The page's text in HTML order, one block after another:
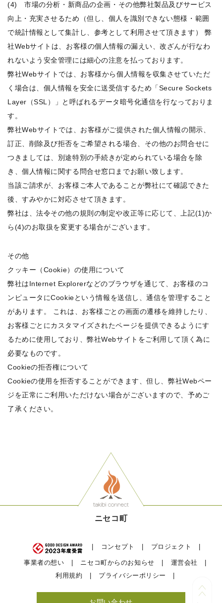
(4) 市場の分析・新商品の企画・その他弊社製品及びサービス
向上・充実させるため（但し、個人を識別できない態様・範囲
で統計情報として集計し、参考として利用させて頂きます） 弊
社Webサイトは、お客様の個人情報の漏えい、改ざんが行なわ
れないよう安全管理には細心の注意を払っております。
弊社Webサイトでは、お客様から個人情報を収集させていただ
く場合は、個人情報を安全に送受信するため「Secure Sockets
Layer（SSL）」と呼ばれるデータ暗号化通信を行なっておりま
す。
弊社Webサイトでは、お客様がご提供された個人情報の開示、
訂正、削除及び拒否をご希望される場合、その他のお問合せに
つきましては、別途特別の手続きが定められている場合を除
き、個人情報に関する問合せ窓口までお願い致します。
当該ご請求が、お客様ご本人であることが弊社にて確認できた
後、すみやかに対応させて頂きます。
弊社は、法令その他の規則の制定や改正等に応じて、上記(1)か
ら(4)のお取扱を変更する場合がございます。
その他
クッキー（Cookie）の使用について
弊社はInternet Explorerなどのブラウザを通じて、お客様のコ
ンピュータにCookieという情報を送信し、通信を管理すること
があります。 これは、お客様ごとの画面の遷移を維持したり、
お客様ごとにカスタマイズされたページを提供できるようにす
るために使用しており、弊社Webサイトをご利用して頂く為に
必要なものです。
Cookieの拒否権について
Cookieの使用を拒否することができます、但し、弊社Webペー
ジを正常にご利用いただけない場合がございますので、予めご
了承ください。
ニセコ町
コンセプト プロジェクト
事業者の想い ニセコ町からのお知らせ
運営会社
利用規約
プライバシーポリシー